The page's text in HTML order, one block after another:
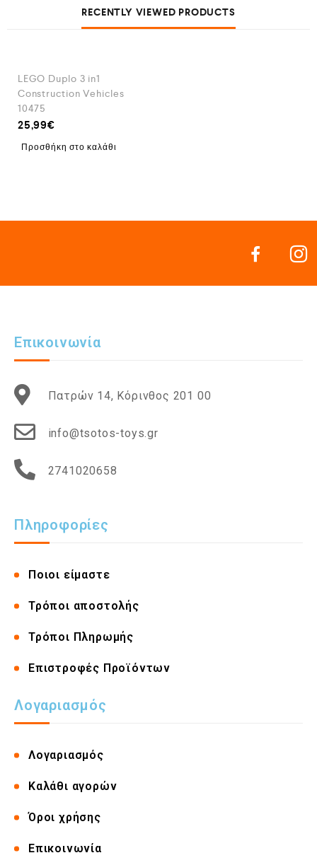
RECENTLY VIEWED PRODUCTS
LEGO Duplo 3 in1
Construction Vehicles
10475
25,99€
Προσθήκη στο καλάθι
Επικοινωνία
Πατρών 14, Κόρινθος 201 00
info@tsotos-toys.gr
2741020658
Πληροφορίες
Ποιοι είμαστε
Τρόποι αποστολής
Τρόποι Πληρωμής
Επιστροφές Προϊόντων
Λογαριασμός
Λογαριασμός
Καλάθι αγορών
Όροι χρήσης
Επικοινωνία